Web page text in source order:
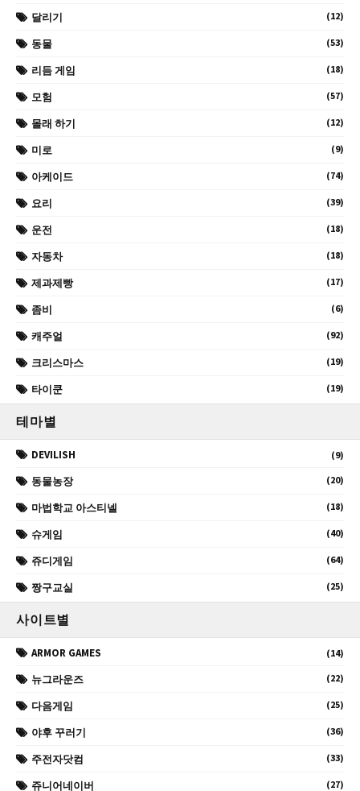
달리기 (12)
동물 (53)
리듬 게임 (18)
모험 (57)
몰래 하기 (12)
미로 (9)
아케이드 (74)
요리 (39)
운전 (18)
자동차 (18)
제과제빵 (17)
좀비 (6)
캐주얼 (92)
크리스마스 (19)
타이쿤 (19)
테마별
DEVILISH (9)
동물농장 (20)
마법학교 아스티넬 (18)
슈게임 (40)
쥬디게임 (64)
짱구교실 (25)
사이트별
ARMOR GAMES (14)
뉴그라운즈 (22)
다음게임 (25)
야후 꾸러기 (36)
주전자닷컴 (33)
쥬니어네이버 (27)